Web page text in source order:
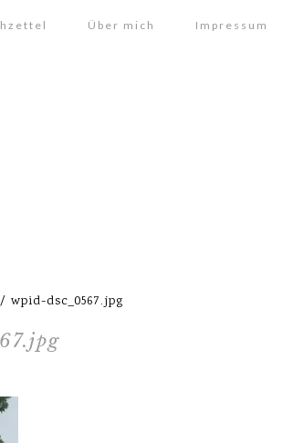
Über mich Impressum
/ wpid-dsc_0567.jpg